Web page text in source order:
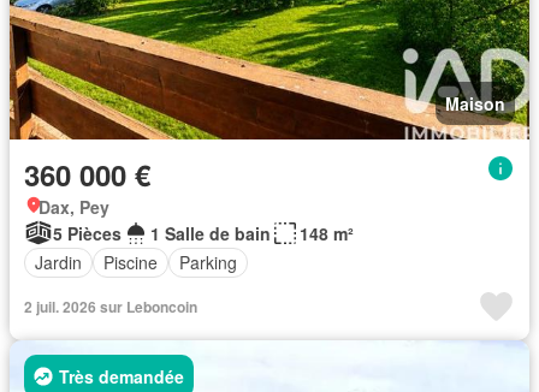
Maison
360 000 €
Dax, Pey
5 Pièces
1 Salle de bain
148 m²
Jardin
Piscine Parking
2 juil. 2026 sur Leboncoin
Très demandée